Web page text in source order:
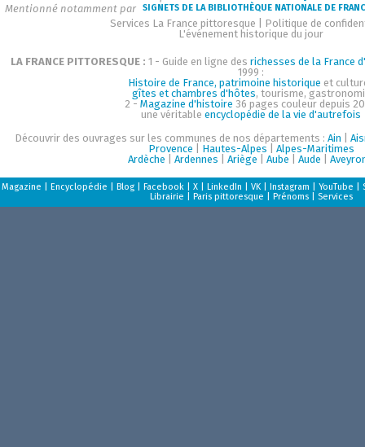
Mentionné notamment par SIGNETS DE LA BIBLIOTHÈQUE NATIONALE DE
Services La France pittoresque
Politique de
L'événement historique du jour
LA FRANCE PITTORESQUE : 1 - Guide en ligne des richesses de la France
1999 :
Histoire de France, patrimoine historique et
gîtes et chambres d'hôtes, tourisme,
2 - Magazine d'histoire 36 pages couleur depuis
une véritable encyclopédie de la vie d'autrefois
Découvrir des ouvrages sur les communes de nos départements : Ain
Provence
Hautes-Alpes
Alpes-Maritimes
Ardèche
Ardennes Ariège Aube Aude
Magazine Encyclopédie Blog| Facebook| X| LinkedIn VK| Instagram YouTube
Librairie
Paris pittoresque Prénoms| Services